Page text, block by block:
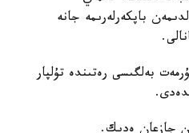
باپكەرلەرىمە جانە
بەلگىسى رەتىندە تۇلپار